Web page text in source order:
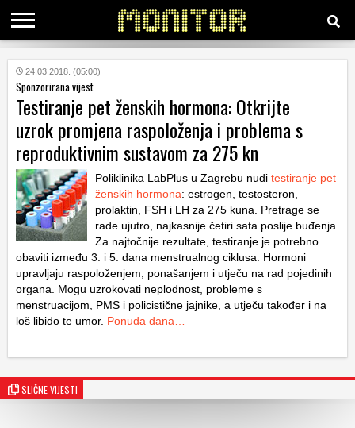
KATEGORIJE
HRVATSKI
WEB
24.03.2018. (05:00)
Sponzorirana vijest
Testiranje pet ženskih hormona: Otkrijte
uzrok promjena raspoloženja i problema s
reproduktivnim sustavom za 275 kn
Poliklinika LabPlus u Zagrebu nudi testiranje pet
ženskih hormona: estrogen, testosteron,
prolaktin, FSH i LH za 275 kuna. Pretrage se
rade ujutro, najkasnije četiri sata poslije buđenja.
Za najtočnije rezultate, testiranje je potrebno
obaviti između 3. i 5. dana menstrualnog ciklusa. Hormoni
upravljaju raspoloženjem, ponašanjem i utječu na rad pojedinih
organa. Mogu uzrokovati neplodnost, probleme s
menstruacijom, PMS i policistične jajnike, a utječu također i na
loš libido te umor. Ponuda dana…
SLIČNE VIJESTI